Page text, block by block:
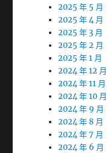
2025 年 5 月
2025 年 4 月
2025 年 3 月
2025 年 2 月
2025 年 1 月
2024 年 12 月
2024 年 11 月
2024 年 10 月
2024 年 9 月
2024 年 8 月
2024 年 7 月
2024 年 6 月